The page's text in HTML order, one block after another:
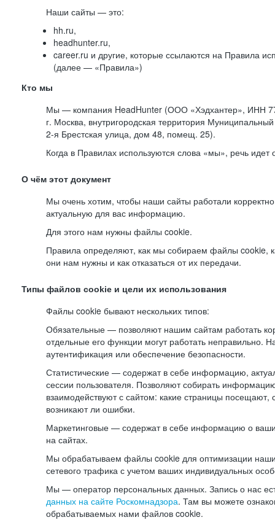
Наши сайты — это:
hh.ru,
headhunter.ru,
career.ru и другие, которые ссылаются на Правила
(далее — «Правила»)
Кто мы
Мы — компания HeadHunter (ООО «Хэдхантер», ИНН
г. Москва, внутригородская территория Муниципальный
2-я Брестская улица, дом 48, помещ. 25).
Когда в Правилах используются слова «мы», речь
О чём этот документ
Мы очень хотим, чтобы наши сайты работали
актуальную для вас информацию.
Для этого нам нужны файлы cookie.
Правила определяют, как мы собираем файлы cookie,
они нам нужны и как отказаться от их передачи.
Типы файлов cookie и цели их использования
Файлы cookie бывают нескольких типов:
Обязательные — позволяют нашим сайтам работать
отдельные его функции могут работать неправильно.
аутентификация или обеспечение безопасности.
Статистические — содержат в себе информацию,
сессии пользователя. Позволяют собирать
взаимодействуют с сайтом: какие страницы посещают,
возникают ли ошибки.
Маркетинговые — содержат в себе информацию о
на сайтах.
Мы обрабатываем файлы cookie для оптимизации
сетевого трафика с учетом ваших индивидуальных
Мы — оператор персональных данных. Запись о нас
данных на сайте Роскомнадзора. Там вы можете
обрабатываемых нами файлов cookie.